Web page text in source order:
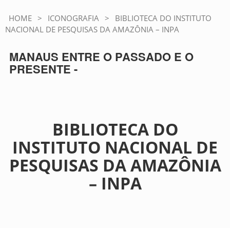
HOME > ICONOGRAFIA >
BIBLIOTECA DO INSTITUTO
NACIONAL DE PESQUISAS DA AMAZÔNIA – INPA
MANAUS ENTRE O PASSADO E O
PRESENTE -
BIBLIOTECA DO
INSTITUTO NACIONAL DE
PESQUISAS DA AMAZÔNIA
– INPA